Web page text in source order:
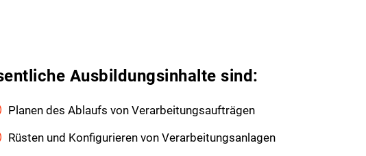
Ausbildungsinhalte sind:
Planen des Ablaufs von Verarbeitungsaufträgen
Rüsten und Konfigurieren von Verarbeitungsanlagen